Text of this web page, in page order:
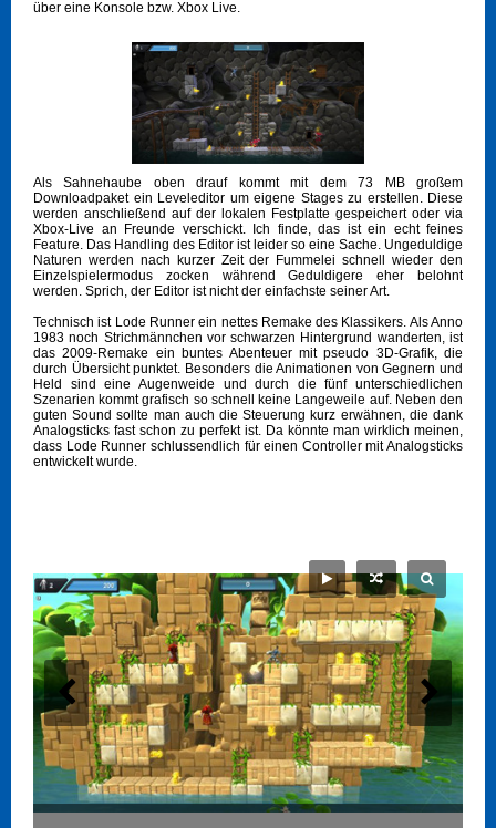
über eine Konsole bzw. Xbox Live.
Als Sahnehaube oben drauf kommt mit dem 73 MB großem
Downloadpaket ein Leveleditor um eigene Stages zu erstellen. Diese
werden anschließend auf der lokalen Festplatte gespeichert oder via
Xbox-Live an Freunde verschickt. Ich finde, das ist ein echt feines
Feature. Das Handling des Editor ist leider so eine Sache. Ungeduldige
Naturen werden nach kurzer Zeit der Fummelei schnell wieder den
Einzelspielermodus zocken während Geduldigere eher belohnt
werden. Sprich, der Editor ist nicht der einfachste seiner Art.
Technisch ist Lode Runner ein nettes Remake des Klassikers. Als Anno
1983 noch Strichmännchen vor schwarzen Hintergrund wanderten, ist
das 2009-Remake ein buntes Abenteuer mit pseudo 3D-Grafik, die
durch Übersicht punktet. Besonders die Animationen von Gegnern und
Held sind eine Augenweide und durch die fünf unterschiedlichen
Szenarien kommt grafisch so schnell keine Langeweile auf. Neben den
guten Sound sollte man auch die Steuerung kurz erwähnen, die dank
Analogsticks fast schon zu perfekt ist. Da könnte man wirklich meinen,
dass Lode Runner schlussendlich für einen Controller mit Analogsticks
entwickelt wurde.